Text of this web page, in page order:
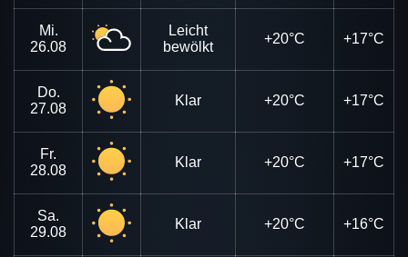
Mi.
26.08
Leicht
bewölkt
+20°C +17°C
Do.
27.08
Klar +20°C +17°C
Fr.
28.08
Klar +20°C +17°C
Sa.
29.08
Klar +20°C +16°C